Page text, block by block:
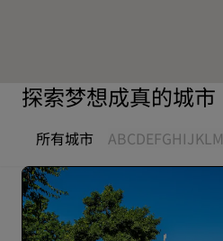
探索梦想成真的城市
所有城市 ABCDEFGHIJKLM